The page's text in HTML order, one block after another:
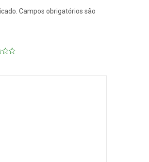
Campos obrigatórios são